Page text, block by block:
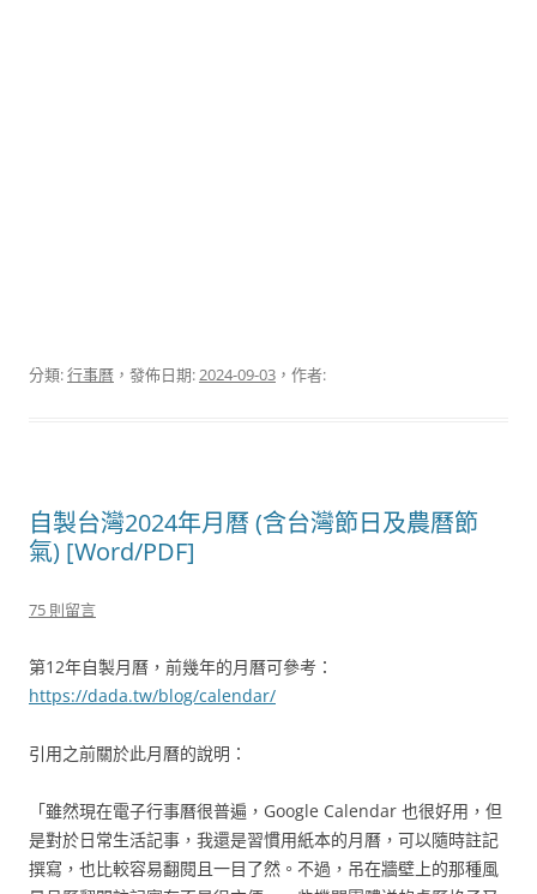
分類:行事曆 ，發佈日期: 2024-09-03 ，作者:
自製台灣2024年月曆 (含台灣節日及農曆節
氣) [Word/PDF]
75 則留言
第12年自製月曆，前幾年的月曆可參考：
https://dada.tw/blog/calendar/
引用之前關於此月曆的說明：
「雖然現在電子行事曆很普遍，Google Calendar 也很好用，但
是對於日常生活記事，我還是習慣用紙本的月曆，可以隨時註記
撰寫，也比較容易翻閱且一目了然。不過，吊在牆壁上的那種風